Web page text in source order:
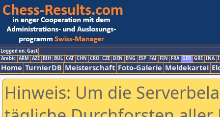
Logged on: Gast
Arabic ARM AZE BIH BUL CAT CHN CRO CZE DEN ENG ESP FAI FIN FRA GER GRE INA
Home TurnierDB Meisterschaft Foto-Galerie Meldekartei
Hinweis: Um die